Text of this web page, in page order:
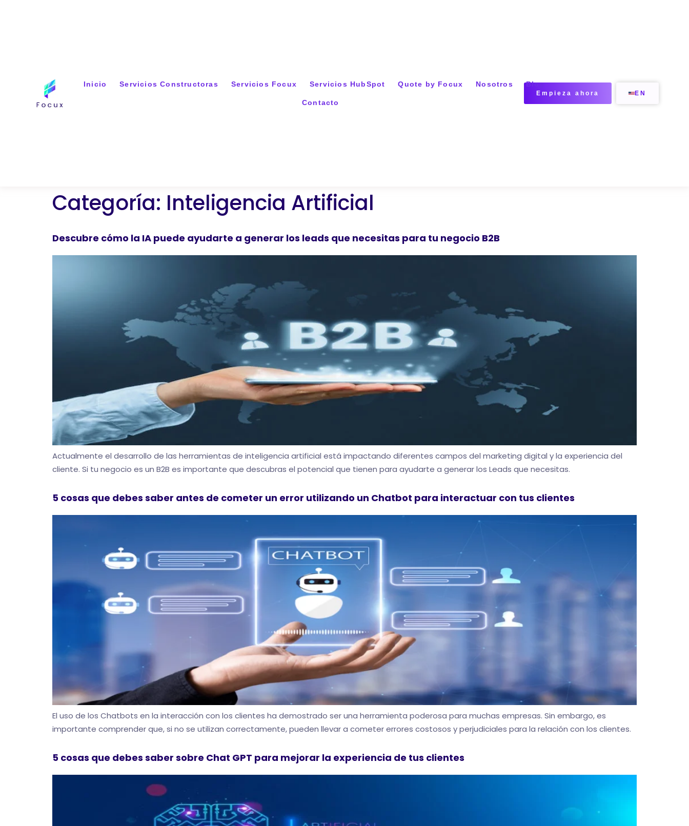
Inicio Servicios Constructoras Servicios Focux Servicios HubSpot Quote by Focux Nosotros Blog
Contacto
Empieza ahora EN
Categoría: Inteligencia Artificial
Descubre cómo la IA puede ayudarte a generar los leads que necesitas para tu negocio B2B
Actualmente el desarrollo de las herramientas de inteligencia artificial está impactando diferentes campos del marketing digital y la experiencia del
cliente. Si tu negocio es un B2B es importante que descubras el potencial que tienen para ayudarte a generar los Leads que necesitas.
5 cosas que debes saber antes de cometer un error utilizando un Chatbot para interactuar con tus clientes
El uso de los Chatbots en la interacción con los clientes ha demostrado ser una herramienta poderosa para muchas empresas. Sin embargo, es
importante comprender que, si no se utilizan correctamente, pueden llevar a cometer errores costosos y perjudiciales para la relación con los clientes.
5 cosas que debes saber sobre Chat GPT para mejorar la experiencia de tus clientes